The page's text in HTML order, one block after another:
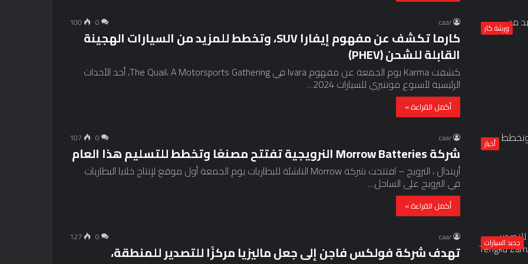
ورشة كار caar
0
100
كارما تكشف عن مفهوم إيفارا SUV، وتخطط للمزيد من السيارات الهجينة
القابلة للشحن (PHEV)
كشفت Karma يوم الجمعة عن مفهوم Ivara في The Quail، A Motorsports Gathering، أحد الأحداث
الرئيسية لأسبوع مونتيري للسيارات 2024…
أكمل القراءة »
أخبار caar
0
107
شركة Morrow Batteries النرويجية تفتتح مصنعًا وتخطط للتسليم هذا العام
أريندال ، النرويج – افتتحت شركة Morrow الناشئة للبطاريات يوم الجمعة أول موقع لإنتاج خلايا البطاريات
في النرويج على الساحل…
أكمل القراءة »
جديد السيارات caar
0
127
تهدف شركة فولكس فاجن إلى جعل ماليزيا مركزًا للتصدير للمنطقة،